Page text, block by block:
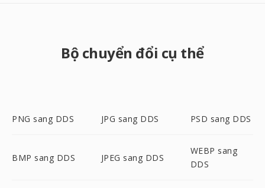
Bộ chuyển đổi cụ thể
PNG sang DDS JPG sang DDS PSD sang DDS
BMP sang DDS JPEG sang DDS
WEBP sang
DDS